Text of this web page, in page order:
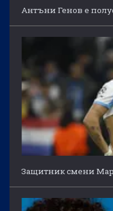
Антъни Генов е
Защитник смени